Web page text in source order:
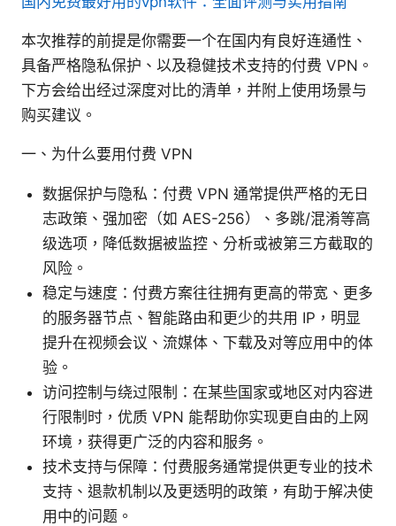
本次推荐的前提是你需要一个在国内有良好连通性、
具备严格隐私保护、以及稳健技术支持的付费 VPN。
下方会给出经过深度对比的清单，并附上使用场景与
购买建议。
一、为什么要用付费 VPN
数据保护与隐私：付费 VPN 通常提供严格的无日
志政策、强加密（如 AES-256）、多跳/混淆等高
级选项，降低数据被监控、分析或被第三方截取的
风险。
稳定与速度：付费方案往往拥有更高的带宽、更多
的服务器节点、智能路由和更少的共用 IP，明显
提升在视频会议、流媒体、下载及对等应用中的体
验。
访问控制与绕过限制：在某些国家或地区对内容进
行限制时，优质 VPN 能帮助你实现更自由的上网
环境，获得更广泛的内容和服务。
技术支持与保障：付费服务通常提供更专业的技术
支持、退款机制以及更透明的政策，有助于解决使
用中的问题。